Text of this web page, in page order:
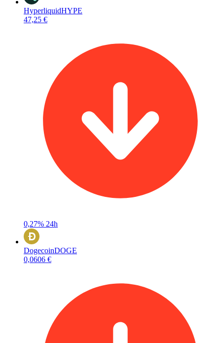
HyperliquidHYPE
47,25 €
0,27% 24h
DogecoinDOGE
0,0606 €